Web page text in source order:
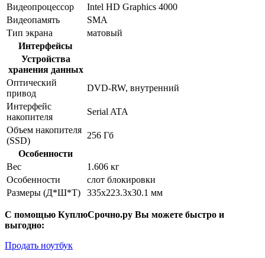
Видеопроцессор
Intel HD Graphics 4000
Видеопамять
SMA
Тип экрана
матовый
Интерфейсы
Устройства
хранения данных
Оптический
привод
DVD-RW, внутренний
Интерфейс
накопителя
Serial ATA
Объем накопителя
(SSD)
256 Гб
Особенности
Вес
1.606 кг
Особенности
слот блокировки
Размеры (Д*Ш*Т)
335x223.3x30.1 мм
С помощью КуплюСрочно.ру Вы можете быстро и
выгодно:
Продать ноутбук